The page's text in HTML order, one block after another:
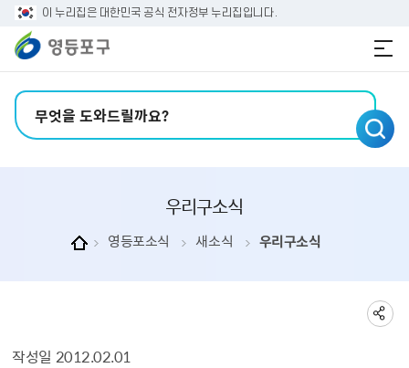
본문 바로가기
주메뉴 바로가기
이 누리집은 대한민국 공식 전자정부 누리집입니다.
우리구소식
영등포소식 새소식 우리구소식
작성일 2012.02.01